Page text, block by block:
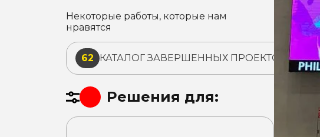
Некоторые работы, которые нам
нравятся
62 КАТАЛОГ ЗАВЕРШЕННЫХ ПРОЕКТОВ
Решения для: